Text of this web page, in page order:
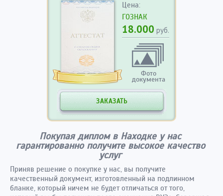
Цена:
ГОЗНАК
18.000 руб.
Фото
документа
ЗАКАЗАТЬ
Покупая диплом в Находке у нас
гарантированно получите высокое качество
услуг
Приняв решение о покупке у нас, вы получите
качественный документ, изготовленный на подлинном
бланке, который ничем не будет отличаться от того,